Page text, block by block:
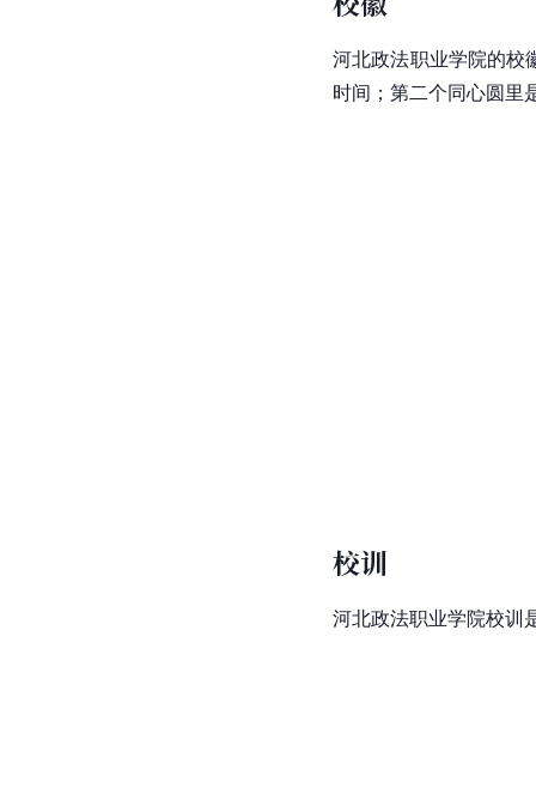
河北政法职业学院的校
时间；第二个同心圆里
校训
河北政法职业学院校训